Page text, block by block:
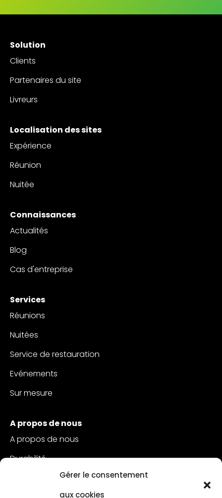
Gérer le consentement
aux cookies
Solution
Clients
Partenaires du site
Livreurs
Localisation des sites
Expérience
Réunion
Nuitée
Connaissances
Actualités
Blog
Cas d'entreprise
Services
Réunions
Nuitées
Service de restauration
Evénements
Sur mesure
A propos de nous
A propos de nous
Durabilité
Service à la clientèle